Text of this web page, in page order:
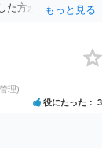
た方がよいと思い
理)
役にたった 3